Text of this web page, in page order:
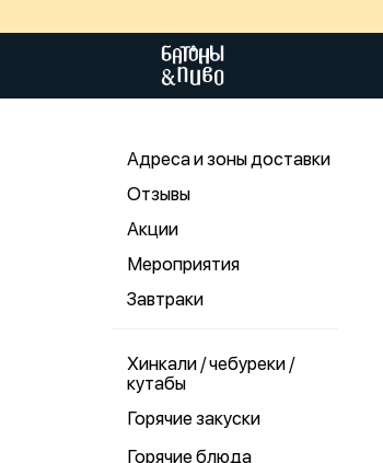
Адреса и зоны доставки
Отзывы
Акции
Мероприятия
Завтраки
Хинкали / чебуреки /
кутабы
Горячие закуски
Горячие блюда